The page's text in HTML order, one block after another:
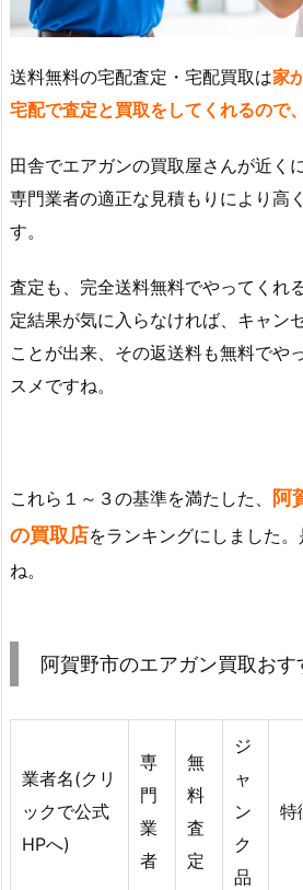
送料無料の宅配査定・宅配買取は家
宅配で査定と買取をしてくれるので
田舎でエアガンの買取屋さんが近く
専門業者の適正な見積もりにより高
す。
査定も、完全送料無料でやってくれ
定結果が気に入らなければ、キャン
ことが出来、その返送料も無料でや
スメですね。
これら１～３の基準を満たした、
阿
の買取店をランキングにしました
ね。
阿賀野市のエアガン買取お
業者名(クリ
ックで公式
HPへ)
専
門
業
者
無
料
査
定
ジ
ャ
ン
ク
品
特